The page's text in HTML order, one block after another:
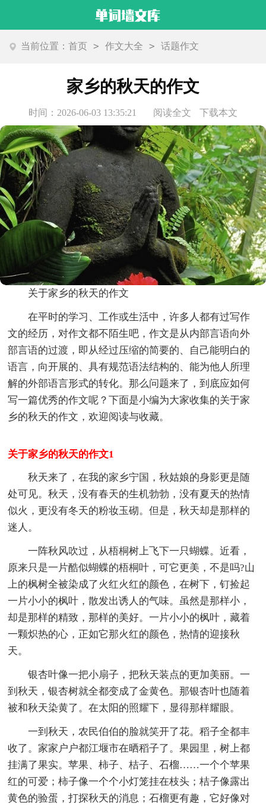
当前位置：首页 > 作文大全 > 话题作文
家乡的秋天的作文
时间：2026-06-03 13:35:21 阅读全文 下载本文
关于家乡的秋天的作文
在平时的学习、工作或生活中，许多人都有过写作
文的经历，对作文都不陌生吧，作文是从内部言语向外
部言语的过渡，即从经过压缩的简要的、自己能明白的
语言，向开展的、具有规范语法结构的、能为他人所理
解的外部语言形式的转化。那么问题来了，到底应如何
写一篇优秀的作文呢？下面是小编为大家收集的关于家
乡的秋天的作文，欢迎阅读与收藏。
关于家乡的秋天的作文1
秋天来了，在我的家乡宁国，秋姑娘的身影更是随
处可见。秋天，没有春天的生机勃勃，没有夏天的热情
似火，更没有冬天的粉妆玉砌。但是，秋天却是那样的
迷人。
一阵秋风吹过，从梧桐树上飞下一只蝴蝶。近看，
原来只是一片酷似蝴蝶的梧桐叶，可它更美，不是吗?山
上的枫树全被染成了火红火红的颜色，在树下，钉捡起
一片小小的枫叶，散发出诱人的气味。虽然是那样小，
却是那样的精致，那样的美好。一片小小的枫叶，藏着
一颗炽热的心，正如它那火红的颜色，热情的迎接秋
天。
银杏叶像一把小扇子，把秋天装点的更加美丽。一
到秋天，银杏树就全都变成了金黄色。那银杏叶也随着
被和秋天染黄了。在太阳的照耀下，显得那样耀眼。
一到秋天，农民伯伯的脸就笑开了花。稻子全都丰
收了。家家户户都江堰市在晒稻子了。果园里，树上都
挂满了果实。苹果、柿子、桔子、石榴……一个个苹果
红的可爱；柿子像一个个小灯笼挂在枝头；桔子像露出
黄色的验蛋，打探秋天的消息；石榴更有趣，它好像对